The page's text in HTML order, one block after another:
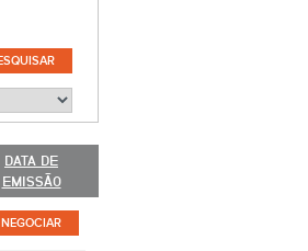
DATA DE
EMISSÃO
NEGOCIAR